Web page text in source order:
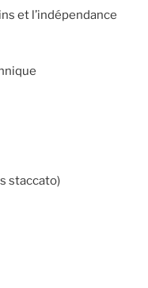
et l’indépendance
staccato)